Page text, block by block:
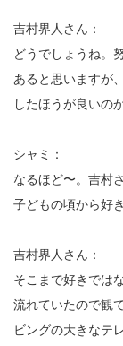
吉村界人さん：
どうでしょうね。
あると思いますが
したほうが良いの
シャミ：
なるほど〜。吉村
子どもの頃から好
吉村界人さん：
そこまで好きでは
流れていたので観
ビングの大きなテ